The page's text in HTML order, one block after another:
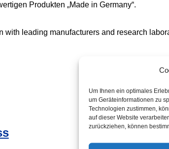
Um Ihnen ein optimales
um Geräteinformationen zu
Technologien zustimmen,
auf dieser Website
zurückziehen, können
Produkten „Made in Germany“.
with leading manufacturers and research
Oberflächen